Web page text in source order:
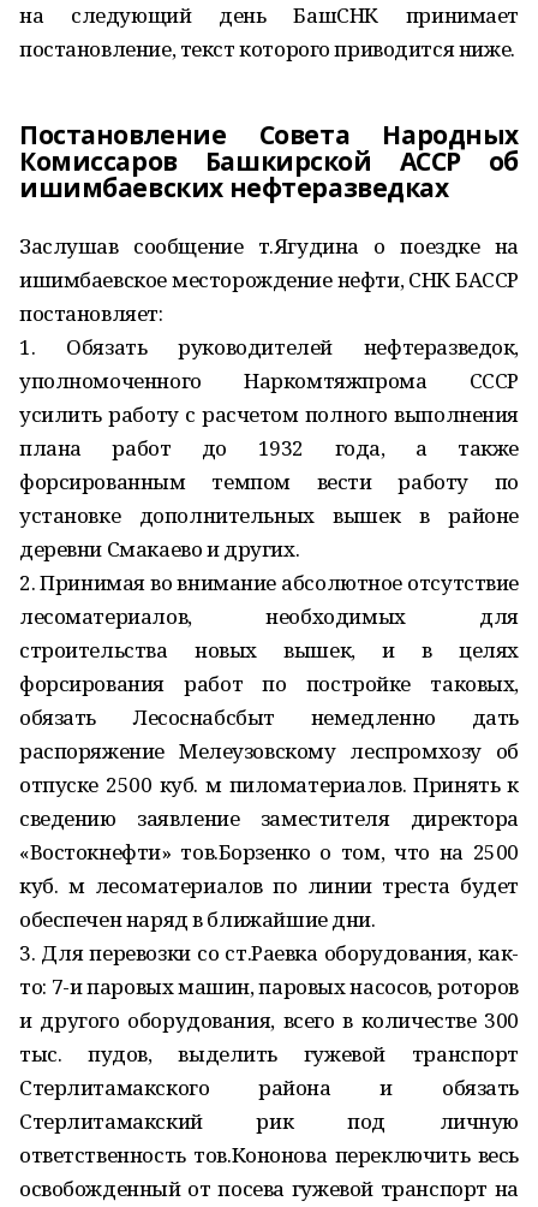
на следующий день БашСНК принимает
постановление, текст которого приводится ниже.
Постановление Совета Народных
Комиссаров Башкирской АССР об
ишимбаевских нефтеразведках
Заслушав сообщение т.Ягу­дина о поездке на
ишимбаевское месторождение нефти, СНК БАССР
постановляет:
1. Обязать руководителей нефтеразведок,
уполномоченного Наркомтяжпрома СССР
усилить работу с расчетом полного выполнения
плана работ до 1932 года, а также
форсированным темпом вести работу по
установке дополнительных вышек в районе
деревни Смакаево и других.
2. Принимая во внимание абсолютное отсутствие
лесоматериалов, необходимых для
строительства новых вышек, и в целях
форсирования работ по постройке таковых,
обязать Лесоснабсбыт немедленно дать
распоряжение Мелеузовскому леспромхозу об
отпуске 2500 куб. м пиломатериалов. Принять к
сведению заявление заместителя директора
«Востокнефти» тов.Борзенко о том, что на 2500
куб. м лесоматериалов по линии треста будет
обеспечен наряд в ближайшие дни.
3. Для перевозки со ст.Раевка оборудования, как-
то: 7-и паровых машин, паровых насосов, роторов
и другого оборудования, всего в количестве 300
тыс. пудов, выделить гужевой транспорт
Стерлитамакского района и обязать
Стерлитамакский рик под личную
ответственность тов.Кононова переключить весь
освобожденный от посева гужевой транспорт на